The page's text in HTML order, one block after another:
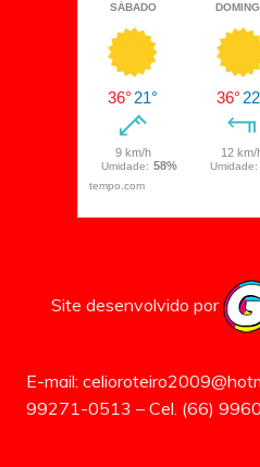
Site desenvolvido por
E-mail:
99271-0513 – Cel. (66)